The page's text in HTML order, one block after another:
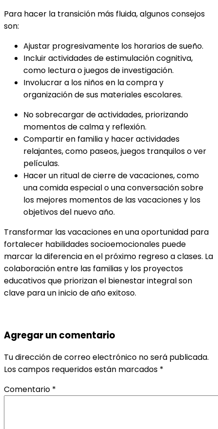
Para hacer la transición más fluida, algunos consejos
son:
Ajustar progresivamente los horarios de sueño.
Incluir actividades de estimulación cognitiva,
como lectura o juegos de investigación.
Involucrar a los niños en la compra y
organización de sus materiales escolares.
No sobrecargar de actividades, priorizando
momentos de calma y reflexión.
Compartir en familia y hacer actividades
relajantes, como paseos, juegos tranquilos o ver
películas.
Hacer un ritual de cierre de vacaciones, como
una comida especial o una conversación sobre
los mejores momentos de las vacaciones y los
objetivos del nuevo año.
Transformar las vacaciones en una oportunidad para
fortalecer habilidades socioemocionales puede
marcar la diferencia en el próximo regreso a clases. La
colaboración entre las familias y los proyectos
educativos que priorizan el bienestar integral son
clave para un inicio de año exitoso.
Agregar un comentario
Tu dirección de correo electrónico no será publicada.
Los campos requeridos están marcados *
Comentario *